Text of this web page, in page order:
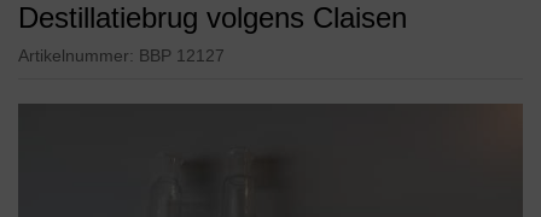
Destillatiebrug volgens Claisen
Artikelnummer: BBP 12127